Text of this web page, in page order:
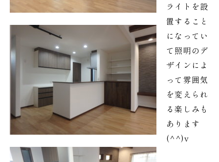
ライトを設
置すること
になってい
て照明のデ
ザインによ
って雰囲気
を変えられ
る楽しみも
あります
(^^)v